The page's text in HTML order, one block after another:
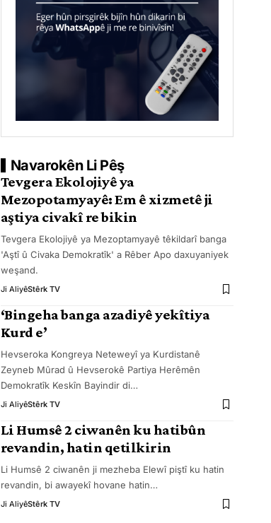
Navarokên Li Pêş
Tevgera Ekolojiyê ya
Mezopotamyayê: Em ê xizmetê ji
aştiya civakî re bikin
Tevgera Ekolojiyê ya Mezoptamyayê têkildarî banga
'Aştî û Civaka Demokratîk' a Rêber Apo daxuyaniyek
weşand.
Ji AliyêStêrk TV
‘Bingeha banga azadiyê yekîtiya
Kurd e’
Hevseroka Kongreya Neteweyî ya Kurdistanê
Zeyneb Mûrad û Hevserokê Partiya Herêmên
Demokratîk Keskîn Bayindir di…
Ji AliyêStêrk TV
Li Humsê 2 ciwanên ku hatibûn
revandin, hatin qetilkirin
Li Humsê 2 ciwanên ji mezheba Elewî piştî ku hatin
revandin, bi awayekî hovane hatin…
Ji AliyêStêrk TV